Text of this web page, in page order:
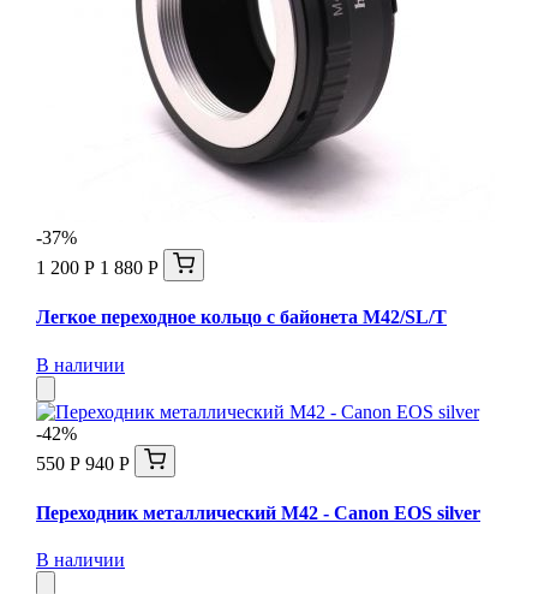
-37%
1 200 Р 1 880 Р
Легкое переходное кольцо с байонета M42/SL/T
В наличии
-42%
550 Р 940 Р
Переходник металлический M42 - Canon EOS silver
В наличии